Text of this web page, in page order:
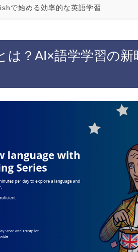
で始める効率的な英語学習
は？AI×語学学習の